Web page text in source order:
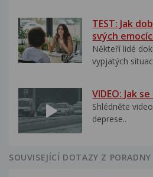
TEST: Jak
svých
Někteří lidé
vypjatých
VIDEO: Jak
Shlédněte
deprese..
SOUVISEJÍCÍ DOTAZY Z PORADNY